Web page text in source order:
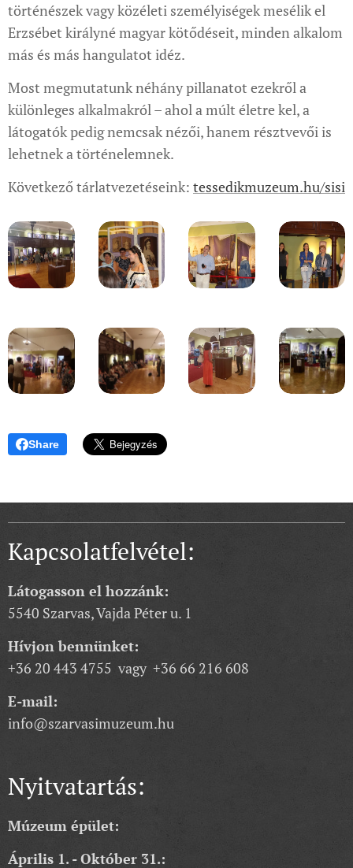
történészek vagy közéleti személyiségek mesélik el
Erzsébet királyné magyar kötődéseit, minden alkalom
más és más hangulatot idéz.
Most megmutatunk néhány pillanatot ezekről a
különleges alkalmakról – ahol a múlt életre kel, a
látogatók pedig nemcsak nézői, hanem résztvevői is
lehetnek a történelemnek.
Következő tárlatvezetéseink: tessedikmuzeum.hu/sisi
Share
Kapcsolatfelvétel:
Látogasson el hozzánk:
5540 Szarvas, Vajda Péter u. 1
Hívjon bennünket:
+36 20 443 4755 vagy +36 66 216 608
E-mail:
info@szarvasimuzeum.hu
Nyitvatartás:
Múzeum épület:
Április 1. - Október 31.: